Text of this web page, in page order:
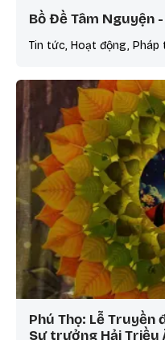
Bồ Đề Tâm Nguyện
Tin tức, Hoạt động, Pháp
Phú Thọ: Lễ Truyền
Sư trưởng Hải